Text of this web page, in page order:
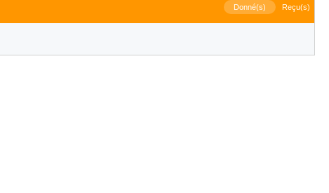
Donné(s) Reçu(s)